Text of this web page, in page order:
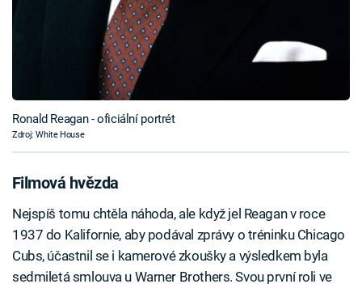
Ronald Reagan - oficiální portrét
Zdroj: White House
Filmová hvězda
Nejspíš tomu chtěla náhoda, ale když jel Reagan v roce
1937 do Kalifornie, aby podával zprávy o tréninku Chicago
Cubs, účastnil se i kamerové zkoušky a výsledkem byla
sedmiletá smlouva u Warner Brothers. Svou první roli ve